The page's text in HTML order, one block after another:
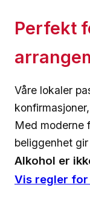
Perfekt
Våre lokaler
Med moderne
beliggenhet
Alkohol er
Vis regler